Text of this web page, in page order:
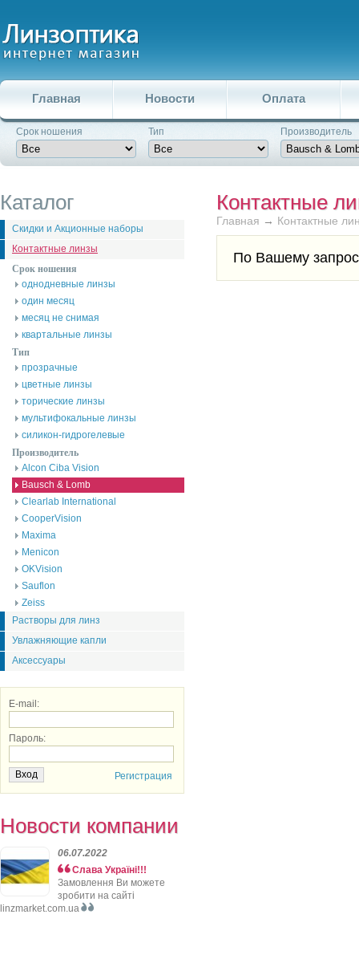
Главная Новости Оплата
Срок ношения Тип Производитель
Каталог
Скидки и Акционные наборы
Контактные линзы
Срок ношения
однодневные линзы
один месяц
месяц не снимая
квартальные линзы
Тип
прозрачные
цветные линзы
торические линзы
мультифокальные линзы
силикон-гидрогелевые
Производитель
Alcon Ciba Vision
Bausch & Lomb
Clearlab International
CooperVision
Maxima
Menicon
OKVision
Sauflon
Zeiss
Растворы для линз
Увлажняющие капли
Аксессуары
E-mail:
Пароль:
Регистрация
Новости компании
06.07.2022
Слава Україні!!!
Замовлення Ви можете
зробити на сайті
linzmarket.com.ua
Контактные
Главная → Контактные
По Вашему